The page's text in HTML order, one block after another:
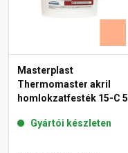
Masterplast
Thermomaster akril
homlokzatfesték 15-C 5 l
Gyártói készleten